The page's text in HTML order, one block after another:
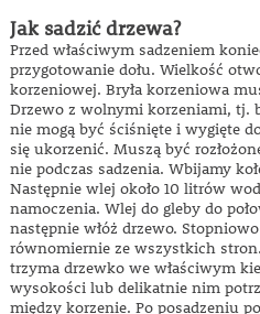
Jak sadzić drzewa?
Przed właściwym sadzeniem
przygotowanie dołu. Wielkość
korzeniowej. Bryła korzeniowa
Drzewo z wolnymi korzeniami, tj.
nie mogą być ściśnięte i wygięte
się ukorzenić. Muszą być
nie podczas sadzenia. Wbijamy
Następnie wlej około 10 litrów
namoczenia. Wlej do gleby do
następnie włóż drzewo.
równomiernie ze wszystkich
trzyma drzewko we właściwym
wysokości lub delikatnie nim
między korzenie. Po posadzeniu